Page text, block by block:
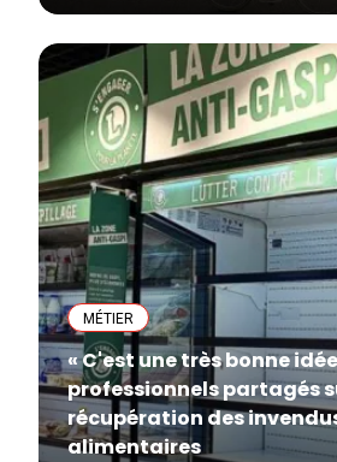
MÉTIER
« C'est une très bonne
professionnels partagés
récupération des
alimentaires